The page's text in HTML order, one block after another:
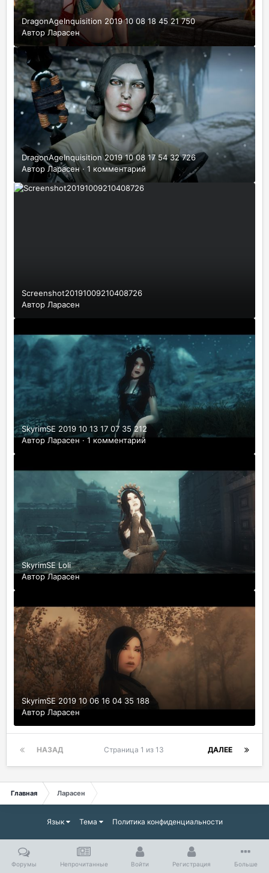
DragonAgeInquisition 2019 10 08 18 45 21 750
Автор Ларасен
DragonAgeInquisition 2019 10 08 17 54 32 726
Автор Ларасен· 1 комментарий
Screenshot20191009210408726
Автор Ларасен
SkyrimSE 2019 10 13 17 07 35 212
Автор Ларасен·1 комментарий
SkyrimSE Loli
АвторЛарасен
SkyrimSE 2019 10 06 16 04 35 188
АвторЛарасен
НАЗАД ДАЛЕЕ
Страница 1 из 13
Главная Ларасен
Язык Тема Политика конфиденциальности
Форумы Непрочитанные Войти Регистрация Больше